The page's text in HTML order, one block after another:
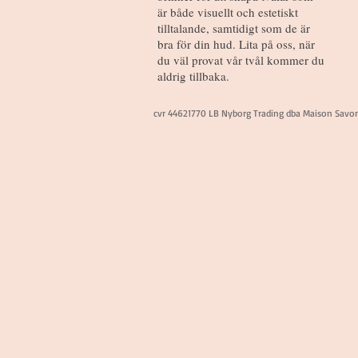
är både visuellt och estetiskt
tilltalande, samtidigt som de är
bra för din hud. Lita på oss, när
du väl provat vår tvål kommer du
aldrig tillbaka.
cvr 44621770 LB Nyborg Trading dba Maison